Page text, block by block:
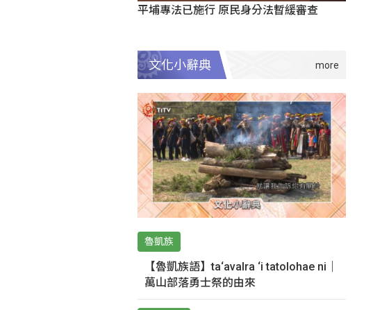
平埔專法已施行 原民身分法暫緩審查
文化小辭典
魯凱族
【魯凱族語】ta‘avalra ‘i tatolohae ni｜
萬山部落勇士祭的由來